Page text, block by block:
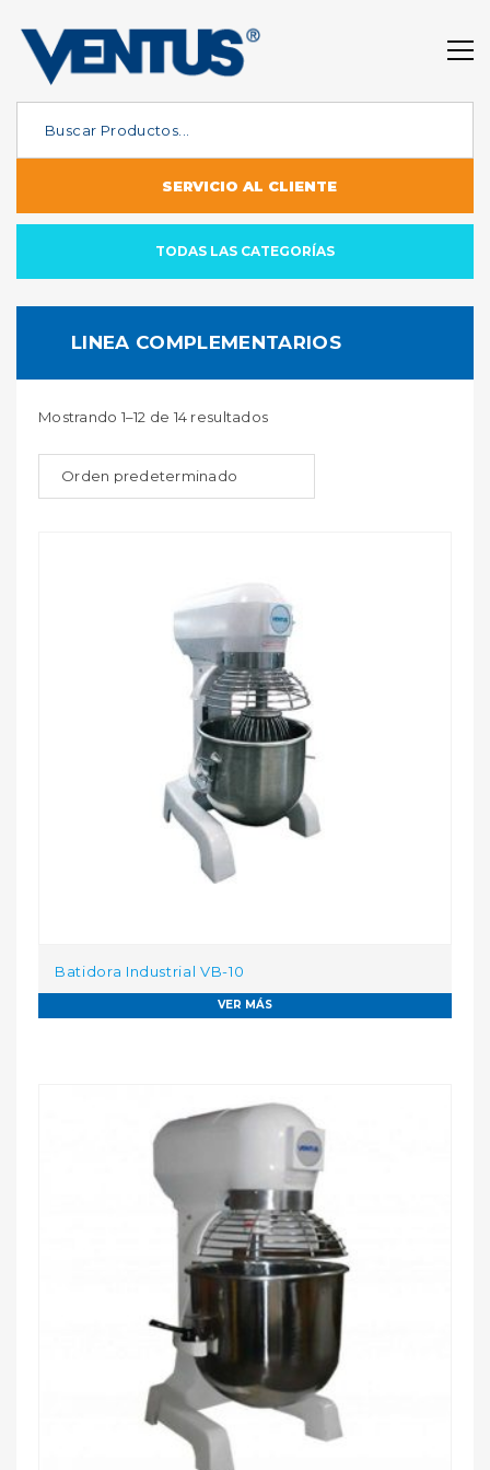
SERVICIO AL CLIENTE
TODAS LAS CATEGORÍAS
LINEA COMPLEMENTARIOS
Mostrando 1–12 de 14 resultados
Batidora Industrial VB-10
VER MÁS